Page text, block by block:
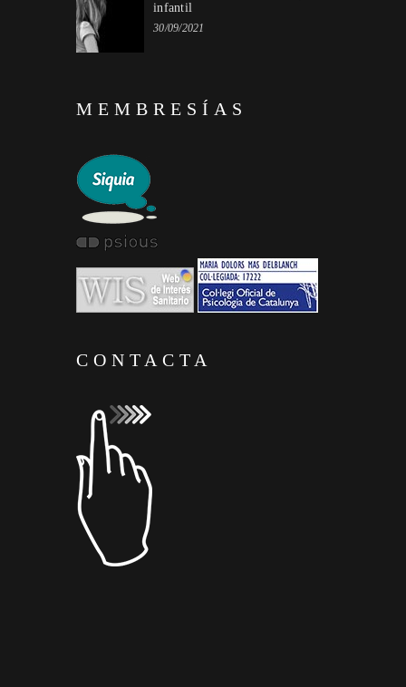
infantil
30/09/2021
MEMBRESÍAS
CONTACTA